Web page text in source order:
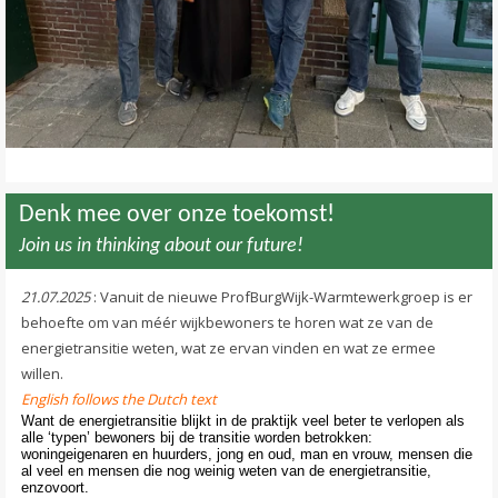
Contact >
Denk mee over onze toekomst!
Join us in thinking about our future!
21.07.2025: Vanuit de nieuwe ProfBurgWijk-Warmtewerkgroep is er
behoefte om van méér wijkbewoners te horen wat ze van de
energietransitie weten, wat ze ervan vinden en wat ze ermee
willen.
English follows the Dutch text
Want de energietransitie blijkt in de praktijk veel beter te verlopen als
alle ‘typen’ bewoners bij de transitie worden betrokken:
woningeigenaren en huurders, jong en oud, man en vrouw, mensen die
al veel en mensen die nog weinig weten van de energietransitie,
enzovoort.